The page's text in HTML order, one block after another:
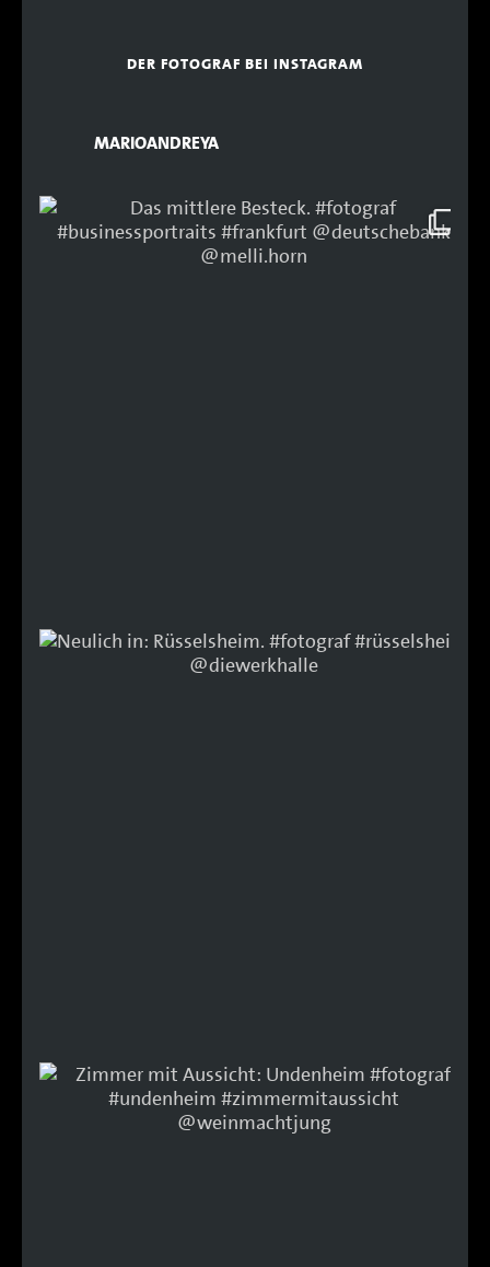
DER FOTOGRAF BEI INSTAGRAM
MARIOANDREYA